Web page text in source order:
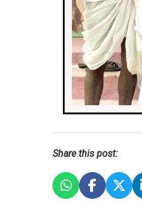
Share this post: